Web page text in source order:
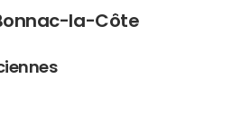
la-Côte